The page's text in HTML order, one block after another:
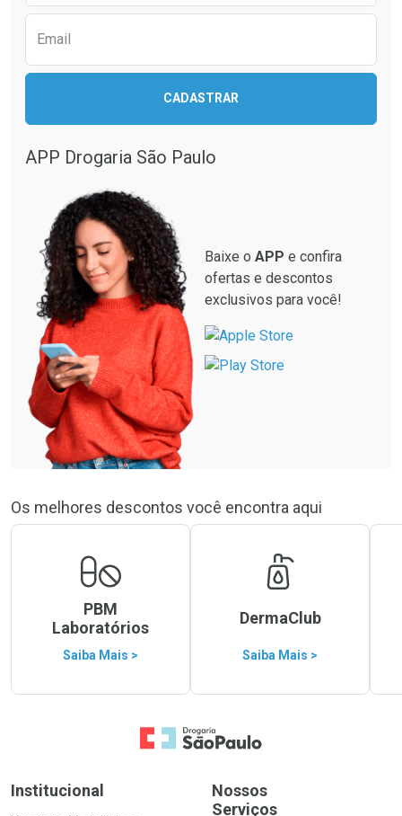
Email
CADASTRAR
APP Drogaria São Paulo
Baixe o APP e confira
ofertas e descontos
exclusivos para você!
Os melhores descontos você encontra aqui
PBM
Laboratórios
Saiba Mais >
DermaClub
Saiba Mais >
Ir para a Home
Institucional
Nossos
Serviços